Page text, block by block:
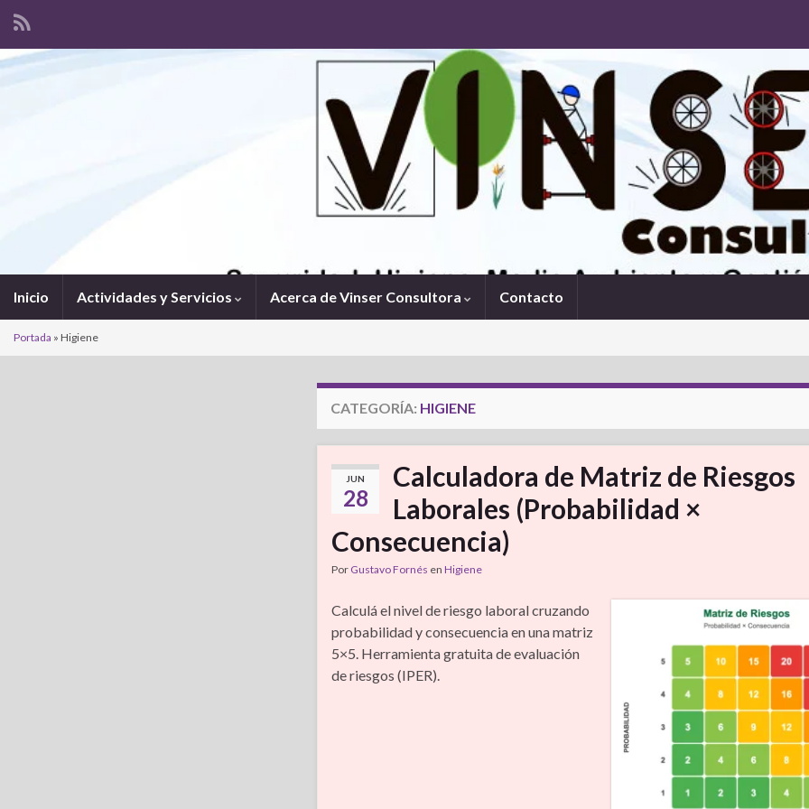
Inicio Actividades y Servicios Acerca de Vinser Consultora Contacto
Portada » Higiene
CATEGORÍA: HIGIENE
JUN
28
Calculadora de Matriz de Riesgos
Laborales (Probabilidad ×
Consecuencia)
Por Gustavo Fornés en Higiene
Calculá el nivel de riesgo laboral cruzando
probabilidad y consecuencia en una matriz
5×5. Herramienta gratuita de evaluación
de riesgos (IPER).